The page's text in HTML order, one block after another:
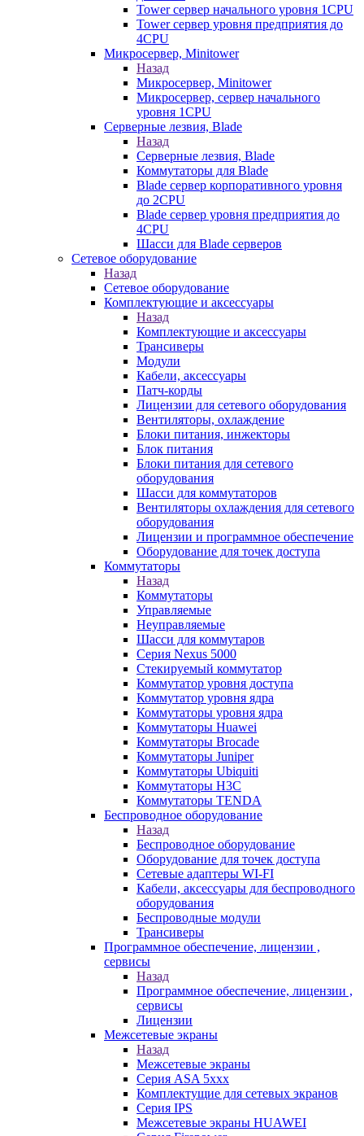
Tower сервер начального уровня 1CPU
Tower сервер уровня предприятия до
4CPU
Микросервер, Minitower
Назад
Микросервер, Minitower
Микросервер, сервер начального
уровня 1CPU
Серверные лезвия, Blade
Назад
Серверные лезвия, Blade
Коммутаторы для Blade
Blade сервер корпоративного уровня
до 2CPU
Blade сервер уровня предприятия до
4CPU
Шасси для Blade серверов
Сетевое оборудование
Назад
Сетевое оборудование
Комплектующие и аксессуары
Назад
Комплектующие и аксессуары
Трансиверы
Модули
Кабели, аксессуары
Патч-корды
Лицензии для сетевого оборудования
Вентиляторы, охлаждение
Блоки питания, инжекторы
Блок питания
Блоки питания для сетевого
оборудования
Шасси для коммутаторов
Вентиляторы охлаждения для сетевого
оборудования
Лицензии и программное обеспечение
Оборудование для точек доступа
Коммутаторы
Назад
Коммутаторы
Управляемые
Неуправляемые
Шасси для коммутаров
Серия Nexus 5000
Стекируемый коммутатор
Коммутатор уровня доступа
Коммутатор уровня ядра
Коммутаторы уровня ядра
Коммутаторы Huawei
Коммутаторы Brocade
Коммутаторы Juniper
Коммутаторы Ubiquiti
Коммутаторы H3C
Коммутаторы TENDA
Беспроводное оборудование
Назад
Беспроводное оборудование
Оборудование для точек доступа
Сетевые адаптеры WI-FI
Кабели, аксессуары для беспроводного
оборудования
Беспроводные модули
Трансиверы
Программное обеспечение, лицензии ,
сервисы
Назад
Программное обеспечение, лицензии ,
сервисы
Лицензии
Межсетевые экраны
Назад
Межсетевые экраны
Серия ASA 5xxx
Комплектущие для сетевых экранов
Серия IPS
Межсетевые экраны HUAWEI